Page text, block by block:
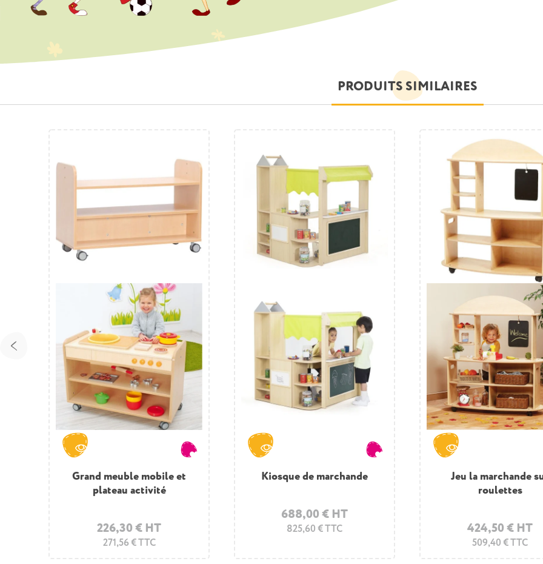
PRODUITS SIMILAIRES
Grand meuble mobile et
plateau activité
226,30 € HT
271,56 € TTC
Kiosque de marchande
688,00 € HT
825,60 € TTC
Jeu la marchande
roulettes
424,50 € HT
509,40 € TTC